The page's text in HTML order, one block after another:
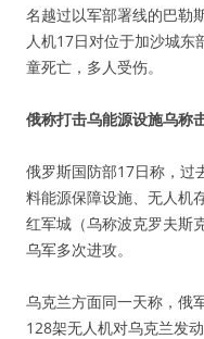
名越过以军部署线的巴勒
人机17日对位于加沙城东
童死亡，多人受伤。
俄称打击乌能源设施乌称
俄罗斯国防部17日称，过
料能源保障设施、无人机
红军城（乌称波克罗夫斯
乌军多次进攻。
乌克兰方面同一天称，俄
128架无人机对乌克兰发